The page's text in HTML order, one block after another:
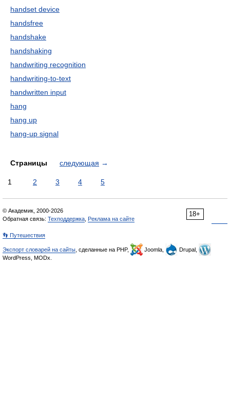
handset device
handsfree
handshake
handshaking
handwriting recognition
handwriting-to-text
handwritten input
hang
hang up
hang-up signal
Страницы следующая →
1 2 3 4 5
18+
© Академик, 2000-2026
Обратная связь: Техподдержка Реклама на сайте
👣 Путешествия
Экспорт словарей на сайты , сделанные на PHP, Joomla,
Drupal,
WordPress, MODx.